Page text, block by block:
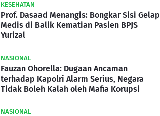
KESEHATAN
Prof. Dasaad Menangis: Bongkar Sisi Gelap
Medis di Balik Kematian Pasien BPJS
Yurizal
NASIONAL
Fauzan Ohorella: Dugaan Ancaman
terhadap Kapolri Alarm Serius, Negara
Tidak Boleh Kalah oleh Mafia Korupsi
NASIONAL